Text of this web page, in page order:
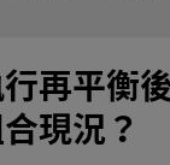
再平衡
現況？